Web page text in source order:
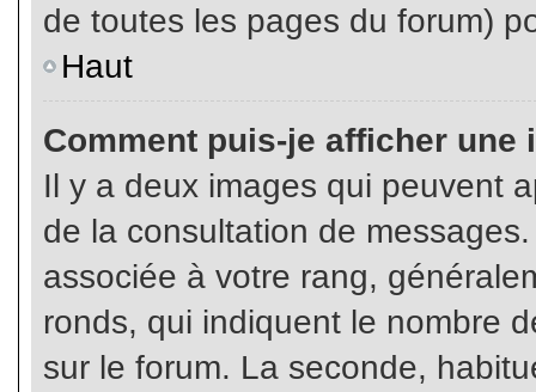
de toutes les pages du forum)
Haut
Comment puis-je afficher une
Il y a deux images qui peuvent
de la consultation de
associée à votre rang,
ronds, qui indiquent le nombre
sur le forum. La seconde,